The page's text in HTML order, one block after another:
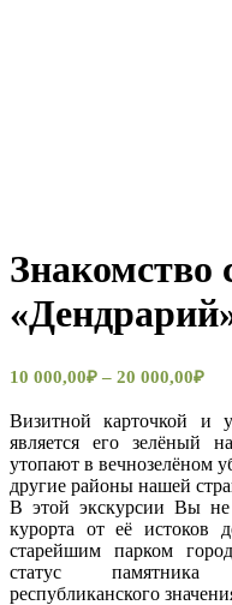
Знакомство
10 000,00₽ – 20 000,00₽
Визитной карточкой и
является его зелёный
утопают в вечнозелёном
другие районы нашей
В этой экскурсии Вы не
курорта от её истоков
старейшим парком
статус памятника
республиканского